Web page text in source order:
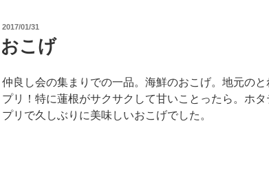
投
稿
日:
2017/01/31
おこげ
仲良し会の集まりでの一品。海鮮のおこげ。地元の
プリ！特に蓮根がサクサクして甘いことったら。ホ
プリで久しぶりに美味しいおこげでした。